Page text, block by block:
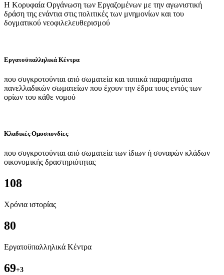
Η Κορυφαία Οργάνωση των Εργαζομένων με την αγωνιστική
δράση της ενάντια στις πολιτικές των μνημονίων και του
δογματικού νεοφιλελευθερισμού
Εργατοϋπαλληλικά Κέντρα
που συγκροτούνται από σωματεία και τοπικά παραρτήματα
πανελλαδικών σωματείων που έχουν την έδρα τους εντός των
ορίων του κάθε νομού
Κλαδικές Ομοσπονδίες
που συγκροτούνται από σωματεία των ίδιων ή συναφών κλάδων
οικονομικής δραστηριότητας
108
Χρόνια ιστορίας
80
Εργατοϋπαλληλικά Κέντρα
69+3